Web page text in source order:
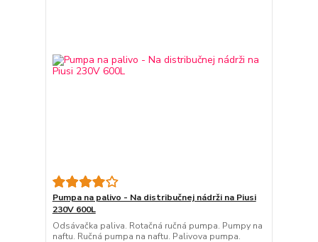
Pumpa na palivo - Na distribučnej nádrži na Piusi
230V 600L
Odsávačka paliva. Rotačná ručná pumpa. Pumpy na
naftu. Ručná pumpa na naftu. Palivova pumpa.